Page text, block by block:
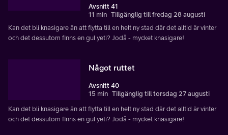
Avsnitt 41
11 min Tillgänglig till fredag 28 augusti
Kan det bli knasigare än att flytta till en helt ny stad där det alltid är vinter
och det dessutom finns en gul yeti? Jodå - mycket knasigare!
Något ruttet
Avsnitt 40
15 min Tillgänglig till torsdag 27 augusti
Kan det bli knasigare än att flytta till en helt ny stad där det alltid är vinter
och det dessutom finns en gul yeti? Jodå - mycket knasigare!